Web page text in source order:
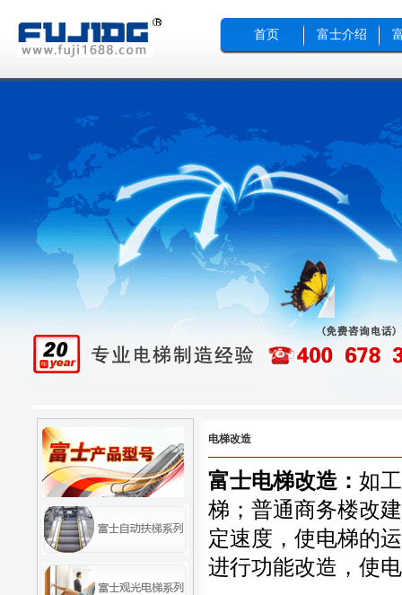
首页 富士介绍
电梯改造
富士电梯改造： 如
梯；普通商务楼改
定速度，使电梯的
进行功能改造，使